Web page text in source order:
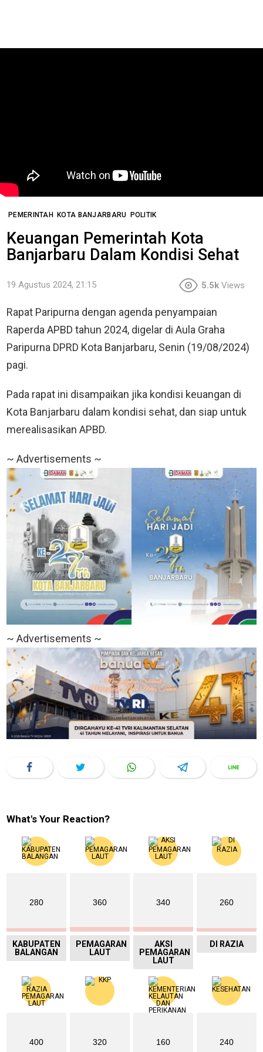
PEMERINTAH KOTA BANJARBARU POLITIK
Keuangan Pemerintah Kota
Banjarbaru Dalam Kondisi Sehat
19 Agustus 2024, 21:15 5.5k Views
Rapat Paripurna dengan agenda penyampaian
Raperda APBD tahun 2024, digelar di Aula Graha
Paripurna DPRD Kota Banjarbaru, Senin (19/08/2024)
pagi.
Pada rapat ini disampaikan jika kondisi keuangan di
Kota Banjarbaru dalam kondisi sehat, dan siap untuk
merealisasikan APBD.
~ Advertisements ~
~ Advertisements ~
What's Your Reaction?
280
KABUPATEN
BALANGAN
360
PEMAGARAN
LAUT
340
AKSI
PEMAGARAN
LAUT
260
DI RAZIA
400 320 160 240